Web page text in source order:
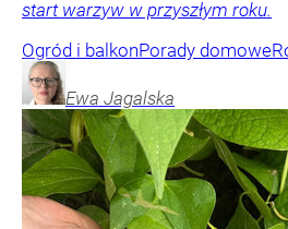
start warzyw w przyszłym roku.
Ogród i balkonPorady domowe
Ewa Jagalska